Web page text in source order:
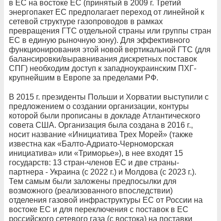
в ЕС на востоке ЕС (принятый в 2009 г. Третий
энергопакет ЕС предполагает переход от линейной к
сетевой структуре газопроводов в рамках
превращения ГТС отдельной страны или группы стран
ЕС в единую рыночную зону). Для эффективного
функционирования этой новой вертикальной ГТС (для
балансировки/выравнивания дискретных поставок
СПГ) необходим доступ к западноукраинским ПХГ-
крупнейшим в Европе за пределами РФ.
В 2015 г. президенты Польши и Хорватии выступили с
предложением о создании организации, контуры
которой были прописаны в докладе Атлантического
совета США. Организация была создана в 2016 г.,
носит название «Инициатива Трех Морей» (также
известна как «Балто-Адриато-Черноморская
инициатива» или «Триморье»), в нее входят 15
государств: 13 стран-членов ЕС и две страны-
партнера - Украина (с 2022 г.) и Молдова (с 2023 г.).
Тем самым были заложены предпосылки для
возможного (реализованного впоследствии)
отделения газовой инфраструктуры ЕС от России на
востоке ЕС и для переключения с поставок в ЕС
российского сетевого газа (с востока) на поставки